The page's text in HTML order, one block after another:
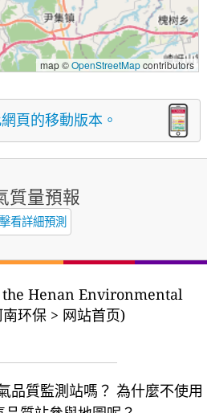
map ©OpenStreetMapcontributors
頁的移動版本。
質量預報
看詳細預測
the Henan Environmental
环保 > 网站首页)
品質監測站嗎？ 為什麼不使用